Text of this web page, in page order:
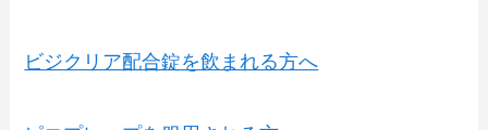
ビジクリア配合錠を飲まれる方へ